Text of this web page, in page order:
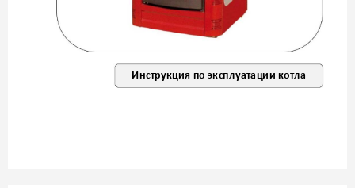
Инструкция по эксплуатации котла